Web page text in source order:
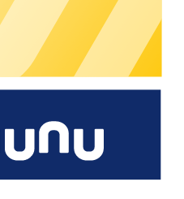
mehr als 60 Kunden,
ihre Kunden seit 2016 auf
und ermöglicht sowohl
die umfassende
Software-Lösung der